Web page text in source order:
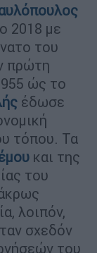
2018 με
του
πρώτη
ώς το
έδωσε
τόπου. Τα
και της
του
λοιπόν,
σχεδόν
του